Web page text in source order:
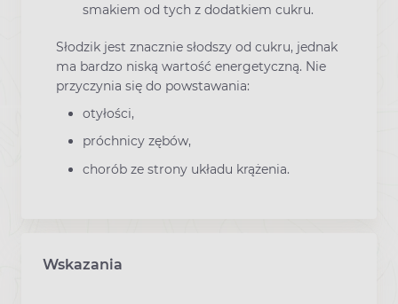
smakiem od tych z dodatkiem cukru.
Słodzik jest znacznie słodszy od cukru, jednak
ma bardzo niską wartość energetyczną. Nie
przyczynia się do powstawania:
otyłości,
próchnicy zębów,
chorób ze strony układu krążenia.
Wskazania